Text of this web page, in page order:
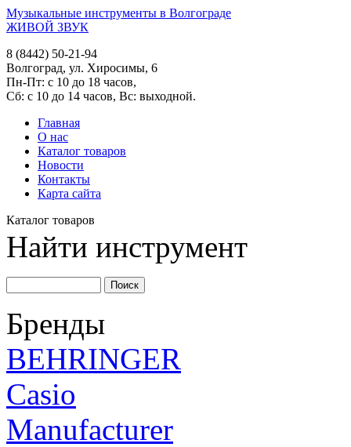
Музыкальные инструменты в Волгограде
ЖИВОЙ ЗВУК
8 (8442) 50-21-94
Волгоград, ул. Хиросимы, 6
Пн-Пт: с 10 до 18 часов,
Сб: с 10 до 14 часов, Вс: выходной.
Главная
О нас
Каталог товаров
Новости
Контакты
Карта сайта
Каталог товаров
Найти инструмент
Бренды
BEHRINGER
Casio
Manufacturer